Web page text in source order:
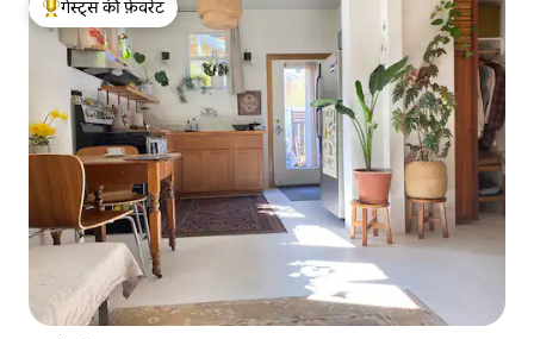
गेस्ट्स का टॉप फ़ेवरेट
गेस्ट्स की फ़ेवरेट